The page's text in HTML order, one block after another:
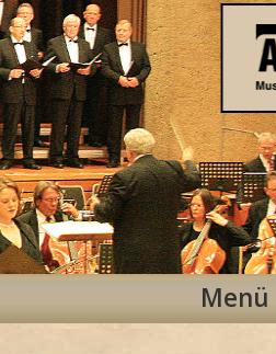
Anton Verlag
Musik- und Chorverlag
Menü